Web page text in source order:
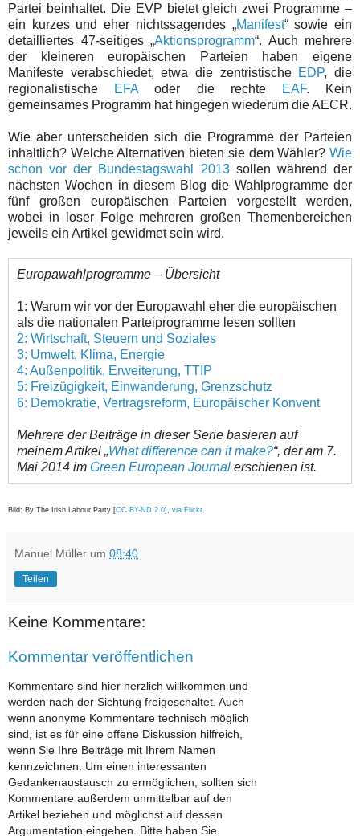
Partei beinhaltet. Die EVP bietet gleich zwei Programme –
ein kurzes und eher nichtssagendes „Manifest“ sowie ein
detailliertes 47-seitiges „Aktionsprogramm“. Auch mehrere
der kleineren europäischen Parteien haben eigene
Manifeste verabschiedet, etwa die zentristische EDP, die
regionalistische
EFA oder die rechte EAF. Kein
gemeinsames Programm hat hingegen wiederum die AECR.
Wie aber unterscheiden sich die Programme der Parteien
inhaltlich? Welche Alternativen bieten sie dem Wähler? Wie
schon vor der Bundestagswahl 2013sollen während der
nächsten Wochen in diesem Blog die Wahlprogramme der
fünf großen europäischen Parteien vorgestellt werden,
wobei in loser Folge mehreren großen Themenbereichen
jeweils ein Artikel gewidmet sein wird.
Europawahlprogramme – Übersicht
1: Warum wir vor der Europawahl eher die europäischen
als die nationalen Parteiprogramme lesen sollten
2: Wirtschaft, Steuern und Soziales
3: Umwelt, Klima, Energie
4: Außenpolitik, Erweiterung, TTIP
5: Freizügigkeit, Einwanderung, Grenzschutz
6: Demokratie, Vertragsreform, Europäischer Konvent
Mehrere der Beiträge in dieser Serie basieren auf
meinem Artikel „What difference can it make?“, der am 7.
Mai 2014 im Green European Journal erschienen ist.
Bild: By The Irish Labour Party [CC BY-ND 2.0], via Flickr
Manuel Müller um 08:40
Teilen
Keine Kommentare:
Kommentar veröffentlichen
Kommentare sind hier herzlich willkommen und
werden nach der Sichtung freigeschaltet. Auch
wenn anonyme Kommentare technisch möglich
sind, ist es für eine offene Diskussion hilfreich,
wenn Sie Ihre Beiträge mit Ihrem Namen
kennzeichnen. Um einen interessanten
Gedankenaustausch zu ermöglichen, sollten sich
Kommentare außerdem unmittelbar auf den
Artikel beziehen und möglichst auf dessen
Argumentation eingehen. Bitte haben Sie